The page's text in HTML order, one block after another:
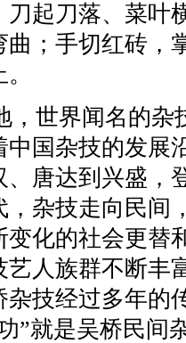
起刀落、菜叶
；手切红砖，
，世界闻名的杂
国杂技的发展
唐达到兴盛，
，杂技走向民间
变化的社会更替
人族群不断丰
杂技经过多年的
”就是吴桥民间